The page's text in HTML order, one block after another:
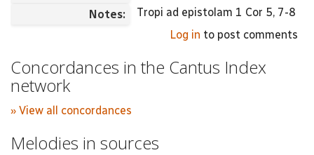
Notes:
Tropi ad epistolam 1 Cor 5, 7-8
Log in to post comments
Concordances in the Cantus Index
network
» View all concordances
Melodies in sources